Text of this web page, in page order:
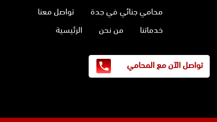
محامي جنائي في جدة
تواصل معنا
خدماتنا
من نحن الرئيسية
تواصل الآن مع المحامي